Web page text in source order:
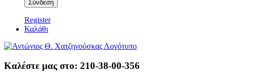
Register
Καλάθι
Καλέστε μας στο: 210-38-00-356